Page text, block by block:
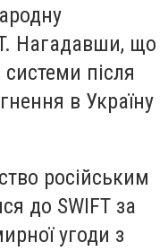
Нагадавши, що
після
в Україну
російським
до SWIFT за
угоди з